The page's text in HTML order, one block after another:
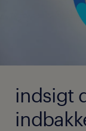
indsigt